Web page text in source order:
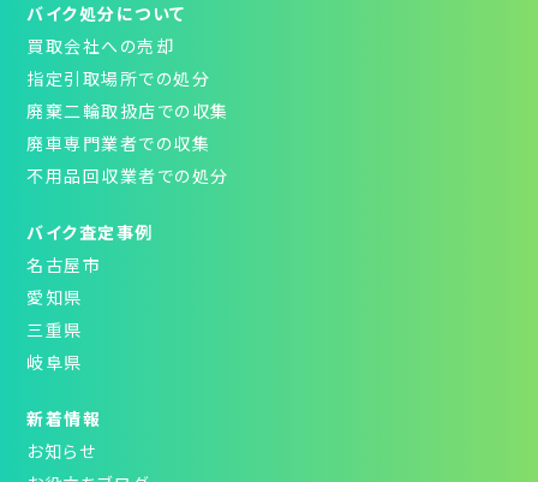
バイク処分について
買取会社への売却
指定引取場所での処分
廃棄二輪取扱店での収集
廃車専門業者での収集
不用品回収業者での処分
バイク査定事例
名古屋市
愛知県
三重県
岐阜県
新着情報
お知らせ